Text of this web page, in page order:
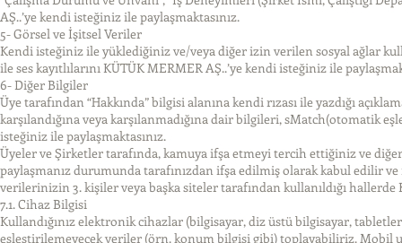
AŞ..’ye kendi isteğiniz ile paylaşmaktasınız.
5- Görsel ve İşitsel Veriler
Kendi isteğiniz ile yüklediğiniz ve/veya diğer izin verilen sosyal ağlar
ile ses kayıtlılarını KÜTÜK MERMER AŞ..’ye kendi isteğiniz ile
6- Diğer Bilgiler
Üye tarafından “Hakkında” bilgisi alanına kendi rızası ile yazdığı
karşılandığına veya karşılanmadığına dair bilgileri, sMatch(otomatik
isteğiniz ile paylaşmaktasınız.
Üyeler ve Şirketler tarafında, kamuya ifşa etmeyi tercih ettiğiniz ve
paylaşmanız durumunda tarafınızdan ifşa edilmiş olarak kabul edilir
verilerinizin 3. kişiler veya başka siteler tarafından kullanıldığı
7.1. Cihaz Bilgisi
Kullandığınız elektronik cihazlar (bilgisayar, diz üstü bilgisayar,
eşleştirilemeyecek veriler (örn. konum bilgisi gibi) toplayabiliriz. Mobil